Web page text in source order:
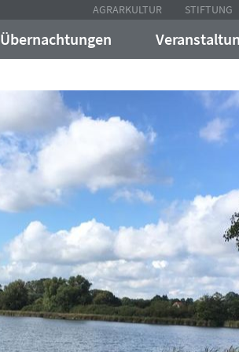
AGRARKULTUR STIFTUNG
Übernachtungen